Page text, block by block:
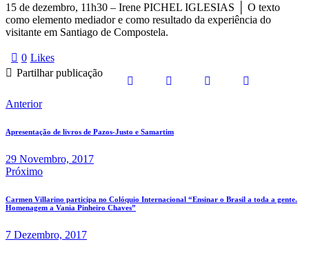
15 de dezembro, 11h30 – Irene PICHEL IGLESIAS │ O texto
como elemento mediador e como resultado da experiência do
visitante em Santiago de Compostela.
0 Likes
Partilhar publicação
Anterior
Apresentação de livros de Pazos-Justo e Samartim
29 Novembro, 2017
Próximo
Carmen Villarino participa no Colóquio Internacional “Ensinar o Brasil a toda a gente.
Homenagem a Vania Pinheiro Chaves”
7 Dezembro, 2017